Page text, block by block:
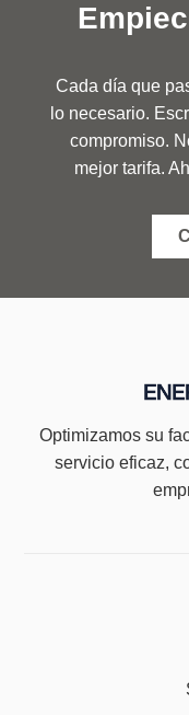
Cada día que
lo necesario.
compromiso.
mejor tarifa.
Optimizamos su
servicio eficaz,